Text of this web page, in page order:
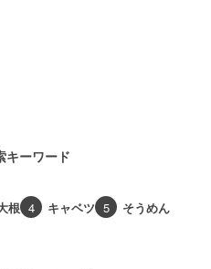
キーワード
根 4 キャベツ 5 そうめん